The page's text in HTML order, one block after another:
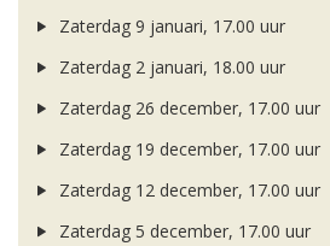
Zaterdag 9 januari, 17.00 uur
Zaterdag 2 januari, 18.00 uur
Zaterdag 26 december, 17.00 uur
Zaterdag 19 december, 17.00 uur
Zaterdag 12 december, 17.00 uur
Zaterdag 5 december, 17.00 uur